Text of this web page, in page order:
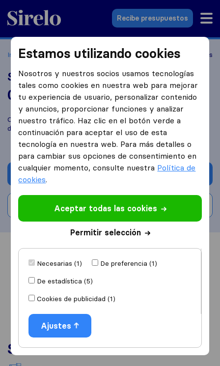
Sirelo.es
Recibe presupuestos
Inicio Empresas de mudanzas Badalona Style Mudanzas
Style Mudanzas
0,0 basado en
reseñas de Sirelo y Google
Compara Style Mudanzas con otrasempresas de mudanzas
de
Badalona
Solicita Presupuestos
Escribe una valoración
Servicios
Estamos utilizando cookies
Nosotros y nuestros socios usamos tecnologías
tales como cookies en nuestra web para mejorar
tu experiencia de usuario, personalizar contenido
y anuncios, proporcionar funciones y analizar
nuestro tráfico. Haz clic en el botón verde a
continuación para aceptar el uso de esta
tecnología en nuestra web. Para más detalles o
para cambiar sus opciones de consentimiento en
cualquier momento, consulte nuestra Política de
cookies.
Aceptar todas las cookies
Permitir selección
Necesarias (1)
De preferencia (1)
De estadística (5)
Cookies de publicidad (1)
Ajustes